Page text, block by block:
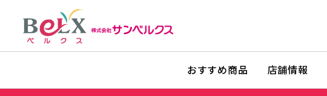
おすすめ商品 店舗情報